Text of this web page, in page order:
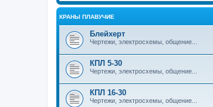
КРАНЫ ПЛАВУЧИЕ
Блейхерт
Чертежи, электросхемы, общение...
КПЛ 5-30
Чертежи, электросхемы, общение...
КПЛ 16-30
Чертежи, электросхемы, общение...